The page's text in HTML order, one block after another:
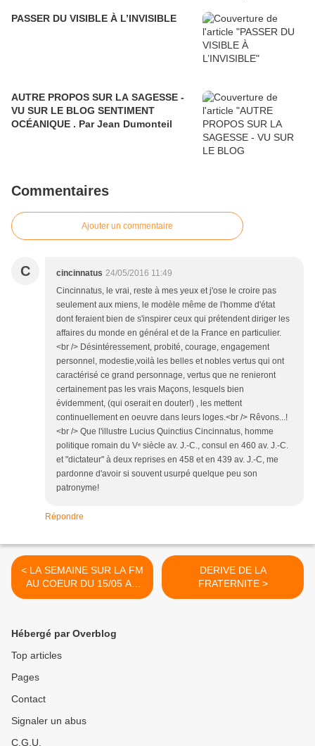
PASSER DU VISIBLE À L’INVISIBLE
AUTRE PROPOS SUR LA SAGESSE -
VU SUR LE BLOG SENTIMENT
OCÉANIQUE . Par Jean Dumonteil
Commentaires
Ajouter un commentaire
C cincinnatus 24/05/2016 11:49
Cincinnatus, le vrai, reste à mes yeux et j'ose le croire pas
seulement aux miens, le modèle même de l'homme d'état
dont feraient bien de s'inspirer ceux qui prétendent diriger les
affaires du monde en général et de la France en particulier.
<br /> Désintéressement, probité, courage, engagement
personnel, modestie,voilà les belles et nobles vertus qui ont
caractérisé ce grand personnage, vertus que ne renieront
certainement pas les vrais Maçons, lesquels bien
évidemment, (qui oserait en douter!) , les mettent
continuellement en oeuvre dans leurs loges.<br /> Rêvons...!
<br /> Que l'illustre Lucius Quinctius Cincinnatus, homme
politique romain du Vᵉ siècle av. J.-C., consul en 460 av. J.-C.
et "dictateur" à deux reprises en 458 et en 439 av. J.-C, me
pardonne d'avoir si souvent usurpé quelque peu son
patronyme!
Répondre
< LA SEMAINE SUR LA FM
AU COEUR DU 15/05 AU
21/05/2016
DERIVE DE LA
FRATERNITE >
Hébergé par Overblog
Top articles
Pages
Contact
Signaler un abus
C.G.U.